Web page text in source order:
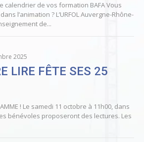
calendrier de vos formation BAFA Vous
l’animation ? L’URFOL Auvergne-Rhône-
de...
2025
LIRE FÊTE SES 25
! Le samedi 11 octobre à 11h00, dans
bénévoles proposeront des lectures. Les